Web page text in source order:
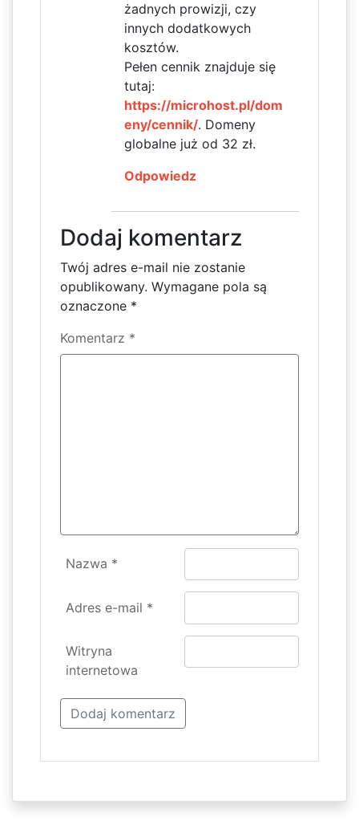
żadnych prowizji, czy
innych dodatkowych
kosztów.
Pełen cennik znajduje się
tutaj:
https://microhost.pl/dom
eny/cennik/. Domeny
globalne już od 32 zł.
Odpowiedz
Dodaj komentarz
Twój adres e-mail nie zostanie
opublikowany. Wymagane pola są
oznaczone *
Komentarz *
Nazwa *
Adres e-mail *
Witryna
internetowa